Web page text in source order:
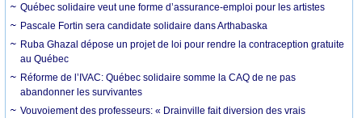
Québec solidaire veut une forme d’assurance-emploi pour les artistes
Pascale Fortin sera candidate solidaire dans Arthabaska
Ruba Ghazal dépose un projet de loi pour rendre la contraception gratuite
au Québec
Réforme de l’IVAC: Québec solidaire somme la CAQ de ne pas
abandonner les survivantes
Vouvoiement des professeurs: « Drainville fait diversion des vrais